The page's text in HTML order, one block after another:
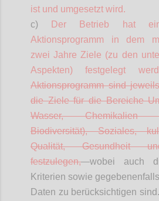
ist und umgesetzt wird.
c)
Der Betrieb hat
Aktionsprogramm in dem
zwei Jahre Ziele (zu den
Aspekten) festgelegt
Aktionsprogramm sind
die Ziele für die Bereiche
Wasser,
Biodiversität), Soziales,
Qualität, Gesundheit
festzulegen,
wobei auch
Kriterien sowie
Daten zu berücksichtigen